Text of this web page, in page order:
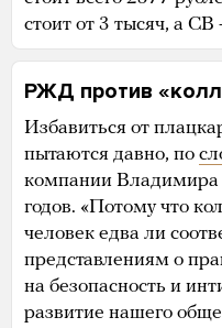
стоит от 3 тысяч, а
РЖД против
Избавиться от
пытаются давно, по
компании
годов. «Потому что
человек едва ли
представлениям о
на безопасность и
развитие нашего